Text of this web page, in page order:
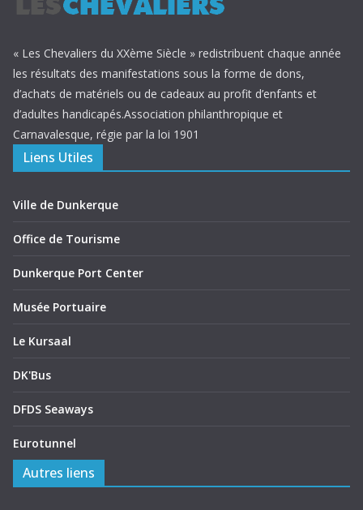
« Les Chevaliers du XXème Siècle » redistribuent chaque année
les résultats des manifestations sous la forme de dons,
d’achats de matériels ou de cadeaux au profit d’enfants et
d’adultes handicapés.Association philanthropique et
Carnavalesque, régie par la loi 1901
Liens Utiles
Ville de Dunkerque
Office de Tourisme
Dunkerque Port Center
Musée Portuaire
Le Kursaal
DK'Bus
DFDS Seaways
Eurotunnel
Autres liens